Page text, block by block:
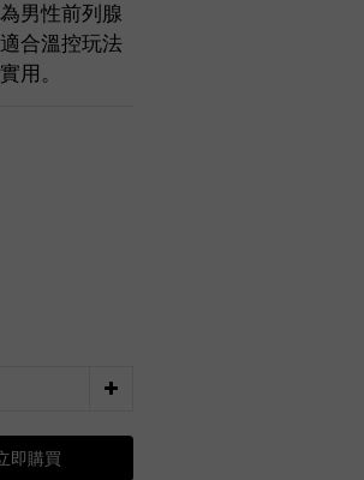
男性前列腺
合溫控玩法
用。
即購買